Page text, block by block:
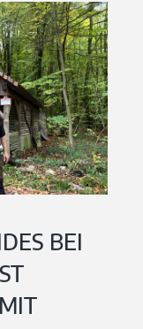
BEI